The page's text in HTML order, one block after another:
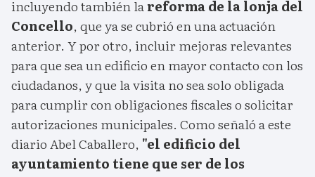
incluyendo también lareforma de la lonja del
Concello, que ya se cubrió en una actuación
anterior. Y por otro, incluir mejoras relevantes
para que sea un edificio en mayor contacto con los
ciudadanos, y que la visita no sea solo obligada
para cumplir con obligaciones fiscales o solicitar
autorizaciones municipales. Como señaló a este
diario Abel Caballero, "el edificio del
ayuntamiento tiene que ser de los